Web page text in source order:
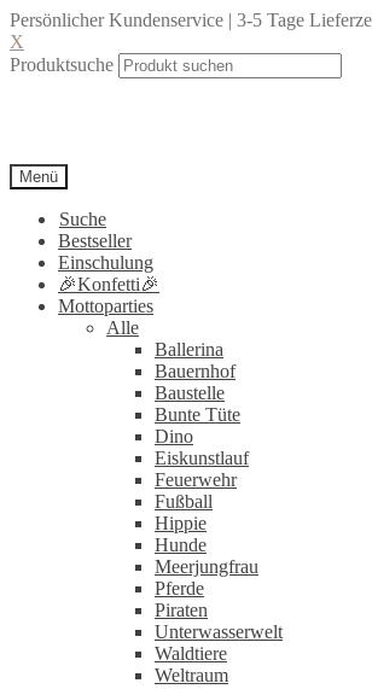
Persönlicher Kundenservice | 3-5 Tage
X
Produktsuche
Menü
Suche
Bestseller
Einschulung
🎉Konfetti🎉
Mottoparties
Alle
Ballerina
Bauernhof
Baustelle
Bunte Tüte
Dino
Eiskunstlauf
Feuerwehr
Fußball
Hippie
Hunde
Meerjungfrau
Pferde
Piraten
Unterwasserwelt
Waldtiere
Weltraum